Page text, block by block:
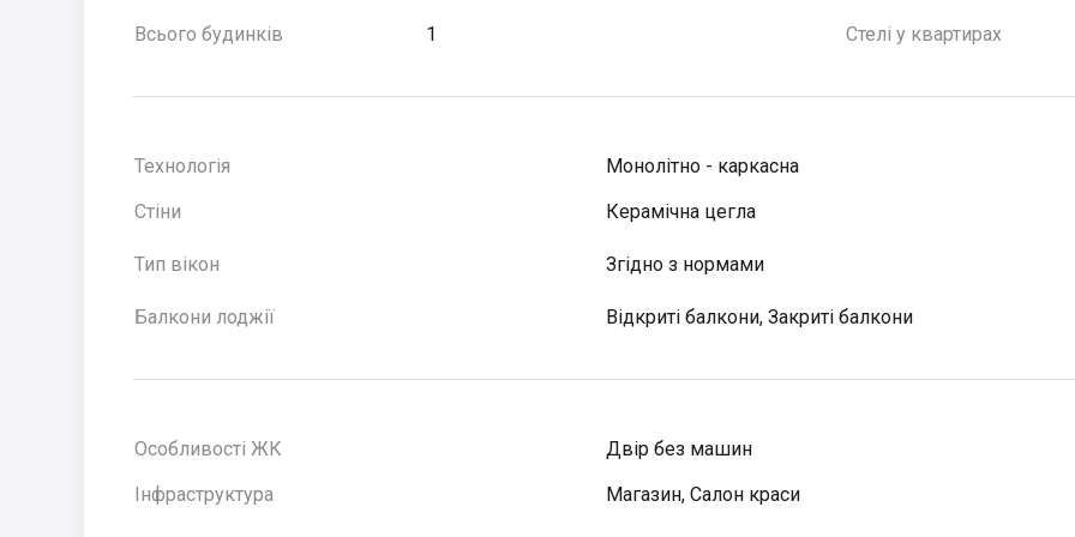
Всього будинків 1 Стелі у квартирах
Технологія
Монолітно - каркасна
Стіни
Керамічна цегла
Тип вікон Згідно з нормами
Балкони лоджії Відкриті балкони, Закриті балкони
Особливості ЖК
Двір без машин
Інфраструктура
Магазин, Салон краси